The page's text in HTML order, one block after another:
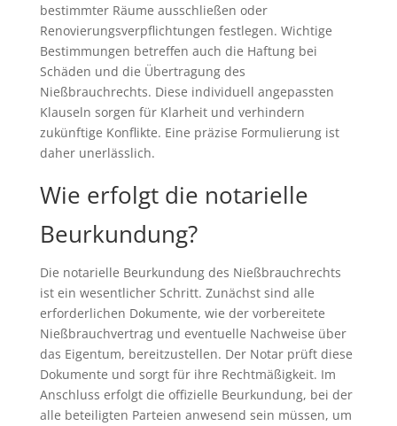
bestimmter Räume ausschließen oder
Renovierungsverpflichtungen festlegen. Wichtige
Bestimmungen betreffen auch die Haftung bei
Schäden und die Übertragung des
Nießbrauchrechts. Diese individuell angepassten
Klauseln sorgen für Klarheit und verhindern
zukünftige Konflikte. Eine präzise Formulierung ist
daher unerlässlich.
Wie erfolgt die notarielle
Beurkundung?
Die notarielle Beurkundung des Nießbrauchrechts
ist ein wesentlicher Schritt. Zunächst sind alle
erforderlichen Dokumente, wie der vorbereitete
Nießbrauchvertrag und eventuelle Nachweise über
das Eigentum, bereitzustellen. Der Notar prüft diese
Dokumente und sorgt für ihre Rechtmäßigkeit. Im
Anschluss erfolgt die offizielle Beurkundung, bei der
alle beteiligten Parteien anwesend sein müssen, um